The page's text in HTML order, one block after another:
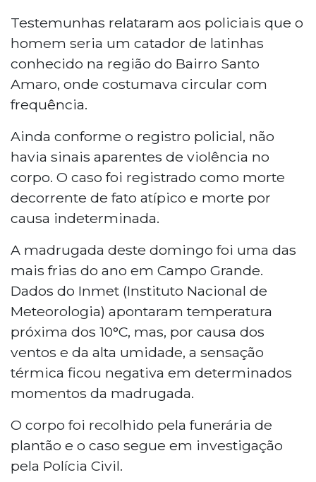
Testemunhas relataram aos policiais que o
homem seria um catador de latinhas
conhecido na região do Bairro Santo
Amaro, onde costumava circular com
frequência.
Ainda conforme o registro policial, não
havia sinais aparentes de violência no
corpo. O caso foi registrado como morte
decorrente de fato atípico e morte por
causa indeterminada.
A madrugada deste domingo foi uma das
mais frias do ano em Campo Grande.
Dados do Inmet (Instituto Nacional de
Meteorologia) apontaram temperatura
próxima dos 10°C, mas, por causa dos
ventos e da alta umidade, a sensação
térmica ficou negativa em determinados
momentos da madrugada.
O corpo foi recolhido pela funerária de
plantão e o caso segue em investigação
pela Polícia Civil.